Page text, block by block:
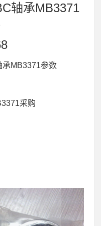
轴承MB3371
MB3371参数
采购